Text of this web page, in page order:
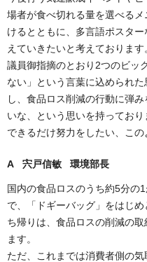
場者が食べ切れる量を選べる
けるとともに、多言語ポスタ
えていきたいと考えております
議員御指摘のとおり2つのビッ
ない」という言葉に込められ
し、食品ロス削減の行動に弾
いな、という思いを持っており
できるだけ努力をしたい、この
A 宍戸信敏 環境部長
国内の食品ロスのうち約5分の
で、「ドギーバッグ」をはじ
ち帰りは、食品ロスの削減の
ます。
ただ、これまでは消費者側の